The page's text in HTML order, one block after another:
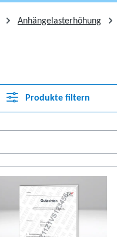
Anhängelasterhöhung
Produkte filtern